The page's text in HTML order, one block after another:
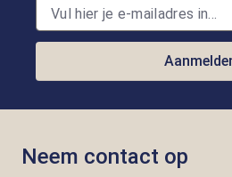
Neem contact op